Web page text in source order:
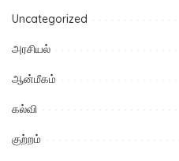
Uncategorized
அரசியல்
ஆன்மீகம்
கல்வி
குற்றம்